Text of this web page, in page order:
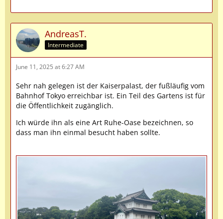
AndreasT.
Intermediate
June 11, 2025 at 6:27 AM
Sehr nah gelegen ist der Kaiserpalast, der fußläufig vom
Bahnhof Tokyo erreichbar ist. Ein Teil des Gartens ist für
die Öffentlichkeit zugänglich.
Ich würde ihn als eine Art Ruhe-Oase bezeichnen, so
dass man ihn einmal besucht haben sollte.